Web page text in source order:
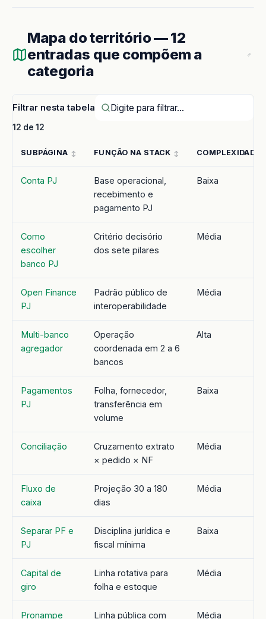
Mapa do território — 12
entradas que compõem a
categoria
Filtrar nesta tabela
12 de 12
SUBPÁGINA FUNÇÃO NA STACK COMPLEXIDADE
Conta PJ
Base operacional,
recebimento e
pagamento PJ
Baixa
Como
escolher
banco PJ
Critério decisório
dos sete pilares
Média
Open Finance
PJ
Padrão público de
interoperabilidade
Média
Multi-banco
agregador
Operação
coordenada em 2 a 6
bancos
Alta
Pagamentos
PJ
Folha, fornecedor,
transferência em
volume
Baixa
Conciliação
Cruzamento extrato
× pedido × NF
Média
Fluxo de
caixa
Projeção 30 a 180
dias
Média
Separar PF e
PJ
Disciplina jurídica e
fiscal mínima
Baixa
Capital de
giro
Linha rotativa para
folha e estoque
Média
Pronampe Linha pública com Média